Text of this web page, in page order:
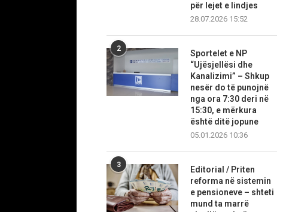
për lejet e lindjes
28.07.2026 15:52
2
Sportelet e NP
“Ujësjellësi dhe
Kanalizimi” – Shkup
nesër do të punojnë
nga ora 7:30 deri në
15:30, e mërkura
është ditë jopune
05.01.2026 10:36
3
Editorial / Priten
reforma në sistemin
e pensioneve – shteti
mund ta marrë